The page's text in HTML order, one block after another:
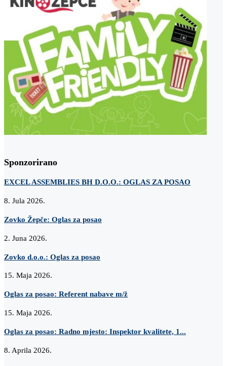
Sponzorirano
EXCEL ASSEMBLIES BH D.O.O.: OGLAS ZA POSAO
8. Jula 2026.
Zovko Žepče: Oglas za posao
2. Juna 2026.
Zovko d.o.o.: Oglas za posao
15. Maja 2026.
Oglas za posao: Referent nabave m/ž
15. Maja 2026.
Oglas za posao: Radno mjesto: Inspektor kvalitete, 1...
8. Aprila 2026.